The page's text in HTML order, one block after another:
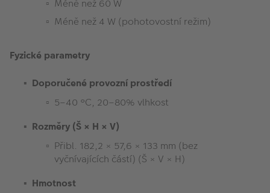
Méně než 60 W
Méně než 4 W (pohotovostní režim)
Fyzické parametry
Doporučené provozní prostředí
5–40 °C, 20–80% vlhkost
Rozměry (Š × H × V)
Přibl. 182,2 × 57,6 × 133 mm (bez
vyčnívajících částí) (Š × V × H)
Hmotnost